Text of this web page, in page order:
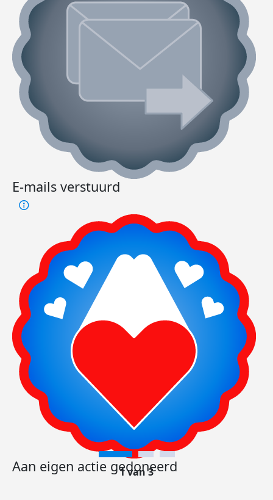
E-mails verstuurd
Aan eigen actie gedoneerd
1 van 3